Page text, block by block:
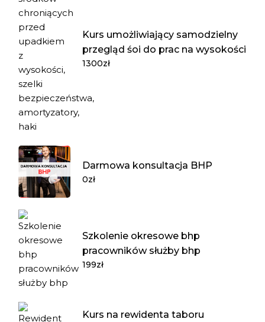
Kurs umożliwiający samodzielny
przegląd śoi do prac na wysokości
1300zł
Darmowa konsultacja BHP
0zł
Szkolenie okresowe bhp
pracowników służby bhp
199zł
Kurs na rewidenta taboru